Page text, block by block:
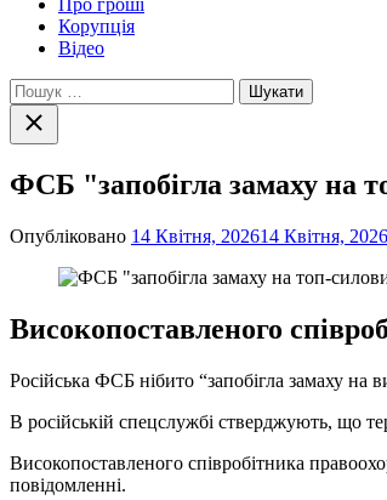
Про гроші
Корупція
Відео
Пошук:
Закрити
пошук
ФСБ "запобігла замаху на
Опубліковано 14 Квітня, 202614 Квітня, 2026
Високопоставленого
Російська ФСБ нібито “запобігла замаху
В російській спецслужбі стверджують, що
Високопоставленого співробітника
повідомленні.